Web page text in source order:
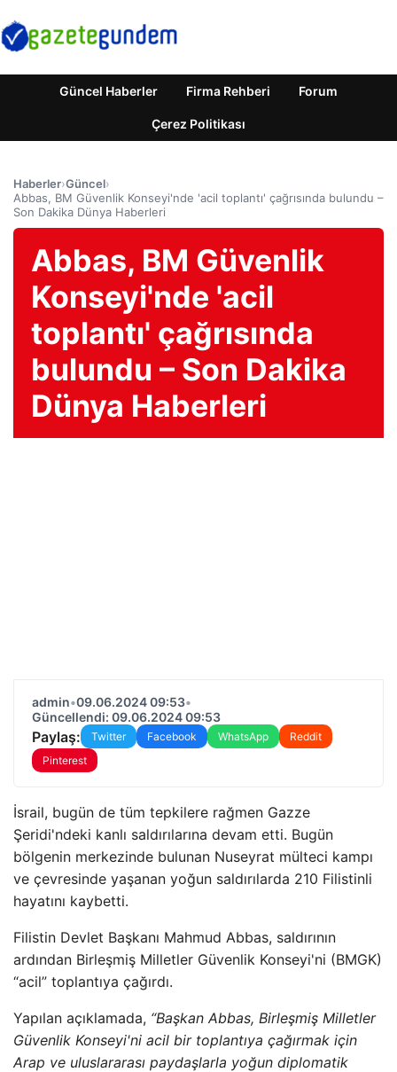
Güncel Haberler Firma Rehberi Forum
Çerez Politikası
Haberler›Güncel›
Abbas, BM Güvenlik Konseyi'nde 'acil toplantı' çağrısında bulundu –
Son Dakika Dünya Haberleri
Abbas, BM Güvenlik
Konseyi'nde 'acil
toplantı' çağrısında
bulundu – Son Dakika
Dünya Haberleri
admin•09.06.2024 09:53•
Güncellendi: 09.06.2024 09:53
Paylaş: Twitter Facebook WhatsApp
Reddit
Pinterest
İsrail, bugün de tüm tepkilere rağmen Gazze
Şeridi'ndeki kanlı saldırılarına devam etti. Bugün
bölgenin merkezinde bulunan Nuseyrat mülteci kampı
ve çevresinde yaşanan yoğun saldırılarda 210 Filistinli
hayatını kaybetti.
Filistin Devlet Başkanı Mahmud Abbas, saldırının
ardından Birleşmiş Milletler Güvenlik Konseyi'ni (BMGK)
“acil” toplantıya çağırdı.
Yapılan açıklamada, “Başkan Abbas, Birleşmiş Milletler
Güvenlik Konseyi'ni acil bir toplantıya çağırmak için
Arap ve uluslararası paydaşlarla yoğun diplomatik